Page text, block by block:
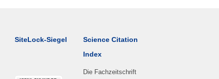
SiteLock-Siegel
Science Citation
Index
Die Fachzeitschrift